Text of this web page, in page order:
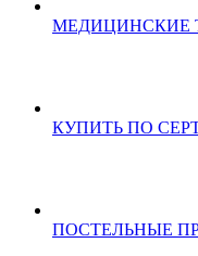
МЕДИЦИНСКИЕ
КУПИТЬ ПО
ПОСТЕЛЬНЫЕ